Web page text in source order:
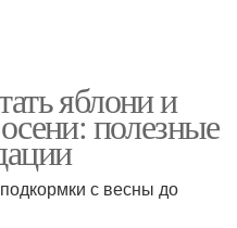
яблони и
полезные
с весны до